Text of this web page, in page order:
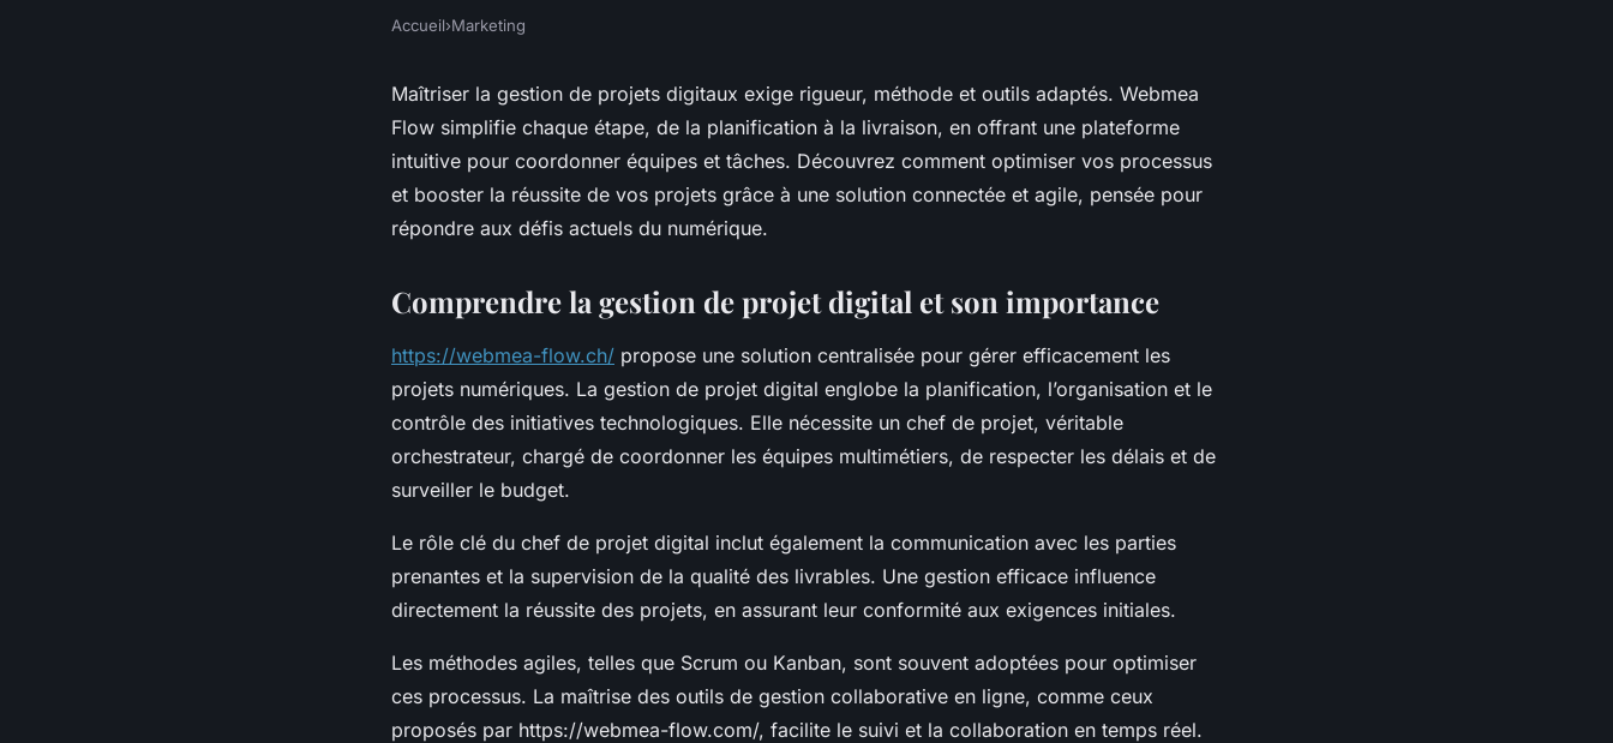
Boostez votre gestion de projets
digitaux avec webmea flow
Accueil›Marketing
Maîtriser la gestion de projets digitaux exige rigueur, méthode et outils adaptés. Webmea
Flow simplifie chaque étape, de la planification à la livraison, en offrant une plateforme
intuitive pour coordonner équipes et tâches. Découvrez comment optimiser vos processus
et booster la réussite de vos projets grâce à une solution connectée et agile, pensée pour
répondre aux défis actuels du numérique.
Comprendre la gestion de projet digital et son importance
https://webmea-flow.ch/ propose une solution centralisée pour gérer efficacement les
projets numériques. La gestion de projet digital englobe la planification, l’organisation et le
contrôle des initiatives technologiques. Elle nécessite un chef de projet, véritable
orchestrateur, chargé de coordonner les équipes multimétiers, de respecter les délais et de
surveiller le budget.
Le rôle clé du chef de projet digital inclut également la communication avec les parties
prenantes et la supervision de la qualité des livrables. Une gestion efficace influence
directement la réussite des projets, en assurant leur conformité aux exigences initiales.
Les méthodes agiles, telles que Scrum ou Kanban, sont souvent adoptées pour optimiser
ces processus. La maîtrise des outils de gestion collaborative en ligne, comme ceux
proposés par https://webmea-flow.com/, facilite le suivi et la collaboration en temps réel.